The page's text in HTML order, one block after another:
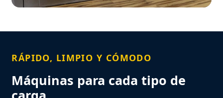
RÁPIDO, LIMPIO Y CÓMODO
Máquinas para cada tipo de